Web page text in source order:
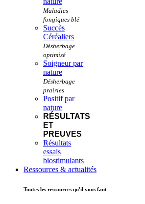
Succès
Céréaliers
Soigneur par
nature
Positif par
nature
RÉSULTATS
ET
PREUVES
Résultats
essais
biostimulants
Ressources & actualités
Toutes les ressources qu'il vous faut